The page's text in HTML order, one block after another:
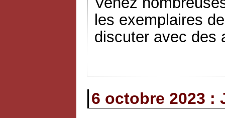
les exemplaires
discuter avec des
6 octobre 2023 :